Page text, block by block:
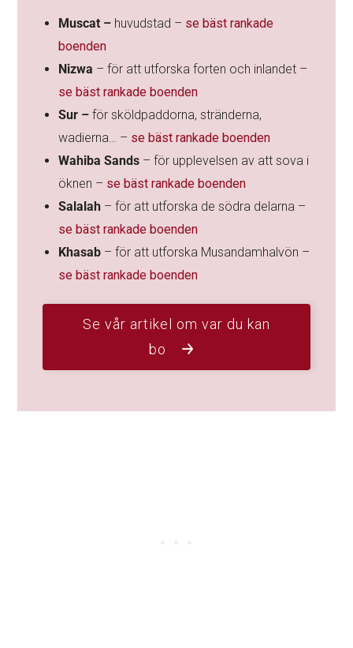
Muscat – huvudstad – se bäst rankade
boenden
Nizwa – för att utforska forten och inlandet –
se bäst rankade boenden
Sur –för sköldpaddorna, stränderna,
wadierna… – se bäst rankade boenden
Wahiba Sands – för upplevelsen av att sova i
öknen – se bäst rankade boenden
Salalah – för att utforska de södra delarna –
se bäst rankade boenden
Khasab – för att utforska Musandamhalvön –
se bäst rankade boenden
Se vår artikel om var du kan
bo